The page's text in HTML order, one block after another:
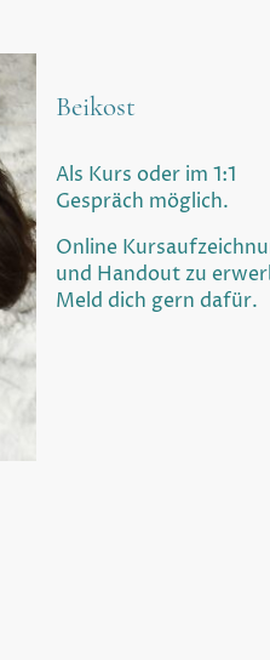
Beikost
Als Kurs oder im 1:1
Gespräch möglich.
Online
und Handout zu
Meld dich gern dafür.